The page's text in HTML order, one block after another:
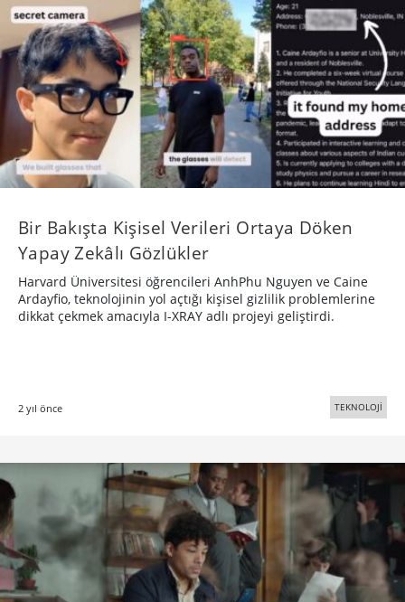
Bir Bakışta Kişisel Verileri Ortaya Döken
Yapay Zekâlı Gözlükler
Harvard Üniversitesi öğrencileri AnhPhu Nguyen ve Caine
Ardayfio, teknolojinin yol açtığı kişisel gizlilik problemlerine
dikkat çekmek amacıyla I-XRAY adlı projeyi geliştirdi.
2 yıl önce TEKNOLOJİ